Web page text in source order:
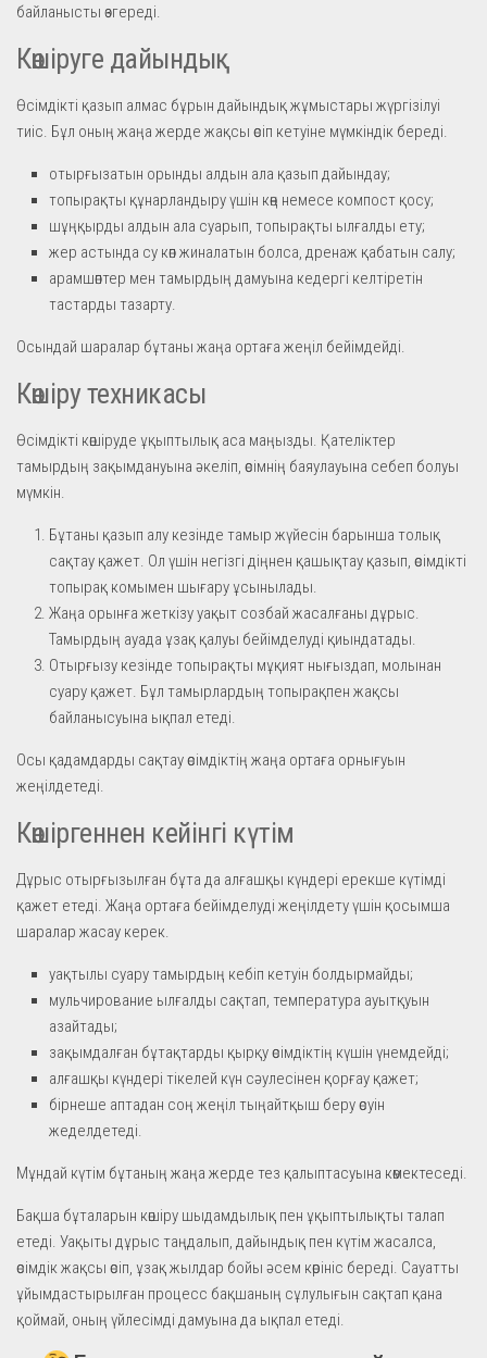
байланысты өзгереді.
Көшіруге дайындық
Өсімдікті қазып алмас бұрын дайындық жұмыстары жүргізілуі
тиіс. Бұл оның жаңа жерде жақсы өсіп кетуіне мүмкіндік береді.
отырғызатын орынды алдын ала қазып дайындау;
топырақты құнарландыру үшін көң немесе компост қосу;
шұңқырды алдын ала суарып, топырақты ылғалды ету;
жер астында су көп жиналатын болса, дренаж қабатын салу;
арамшөптер мен тамырдың дамуына кедергі келтіретін
тастарды тазарту.
Осындай шаралар бұтаны жаңа ортаға жеңіл бейімдейді.
Көшіру техникасы
Өсімдікті көшіруде ұқыптылық аса маңызды. Қателіктер
тамырдың зақымдануына әкеліп, өсімнің баяулауына себеп болуы
мүмкін.
Бұтаны қазып алу кезінде тамыр жүйесін барынша толық
сақтау қажет. Ол үшін негізгі діңнен қашықтау қазып, өсімдікті
топырақ комымен шығару ұсынылады.
Жаңа орынға жеткізу уақыт созбай жасалғаны дұрыс.
Тамырдың ауада ұзақ қалуы бейімделуді қиындатады.
Отырғызу кезінде топырақты мұқият нығыздап, молынан
суару қажет. Бұл тамырлардың топырақпен жақсы
байланысуына ықпал етеді.
Осы қадамдарды сақтау өсімдіктің жаңа ортаға орнығуын
жеңілдетеді.
Көшіргеннен кейінгі күтім
Дұрыс отырғызылған бұта да алғашқы күндері ерекше күтімді
қажет етеді. Жаңа ортаға бейімделуді жеңілдету үшін қосымша
шаралар жасау керек.
уақтылы суару тамырдың кебіп кетуін болдырмайды;
мульчирование ылғалды сақтап, температура ауытқуын
азайтады;
зақымдалған бұтақтарды қырқу өсімдіктің күшін үнемдейді;
алғашқы күндері тікелей күн сәулесінен қорғау қажет;
бірнеше аптадан соң жеңіл тыңайтқыш беру өсуін
жеделдетеді.
Мұндай күтім бұтаның жаңа жерде тез қалыптасуына көмектеседі.
Бақша бұталарын көшіру шыдамдылық пен ұқыптылықты талап
етеді. Уақыты дұрыс таңдалып, дайындық пен күтім жасалса,
өсімдік жақсы өсіп, ұзақ жылдар бойы әсем көрініс береді. Сауатты
ұйымдастырылған процесс бақшаның сұлулығын сақтап қана
қоймай, оның үйлесімді дамуына да ықпал етеді.